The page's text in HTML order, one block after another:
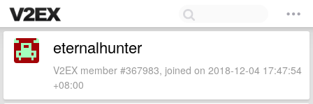
eternalhunter
V2EX member #367983, joined on 2018-12-04 17:47:54
+08:00